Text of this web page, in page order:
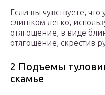
Если вы чувствуете,
слишком легко,
отягощение, в виде
отягощение, скрестив
2 Подъемы
скамье